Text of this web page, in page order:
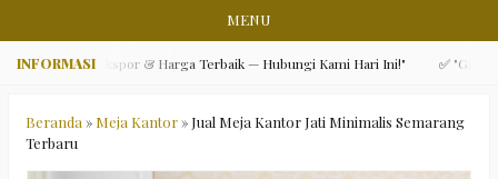
MENU
Kualitas Ekspor & Harga Terbaik — Hubungi Kami Hari Ini!" ✅ "Gratis
Beranda » Meja Kantor» Jual Meja Kantor Jati Minimalis Semarang
Terbaru